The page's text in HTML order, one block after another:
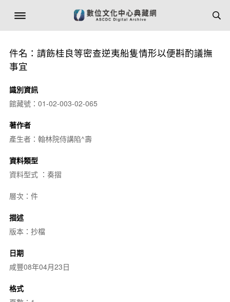
件名：請飭桂良等密查逆夷船隻情形以便斟酌議撫
事宜
識別資訊
館藏號：01-02-003-02-065
著作者
產生者：翰林院侍講陷^壽
資料類型
資料型式 ：奏摺
層次：件
描述
版本：抄檔
日期
咸豐08年04月23日
格式